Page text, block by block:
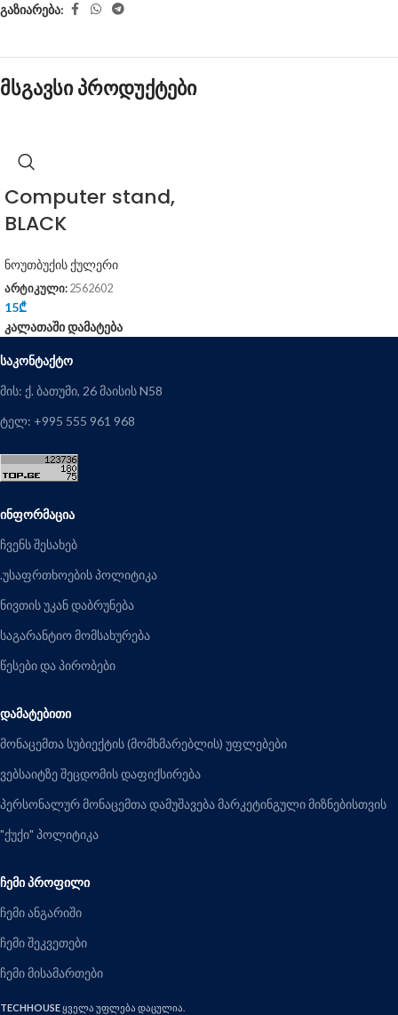
გაზიარება:
მსგავსი პროდუქტები
Computer stand,
BLACK
ნოუთბუქის ქულერი
არტიკული: 2562602
15₾
კალათაში დამატება
ᲡᲐᲙᲝᲜᲢᲐᲥᲢᲝ
მის: ქ. ბათუმი, 26 მაისის N58
ტელ: +995 555 961 968
ᲘᲜᲤᲝᲠᲛᲐᲪᲘᲐ
ჩვენს შესახებ
.უსაფრთხოების პოლიტიკა
ნივთის უკან დაბრუნება
საგარანტიო მომსახურება
წესები და პირობები
ᲓᲐᲛᲐᲢᲔᲑᲘᲗᲘ
მონაცემთა სუბიექტის (მომხმარებლის) უფლებები
ვებსაიტზე შეცდომის დაფიქსირება
პერსონალურ მონაცემთა დამუშავება მარკეტინგული მიზნებისთვის
"ქუქი" პოლიტიკა
ᲩᲔᲛᲘ ᲞᲠᲝᲤᲘᲚᲘ
ჩემი ანგარიში
ჩემი შეკვეთები
ჩემი მისამართები
TECHHOUSEყველა უფლება დაცულია.